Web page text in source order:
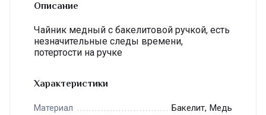
Описание
Чайник медный с бакелитовой ручкой, есть
незначительные следы времени,
потертости на ручке
Характеристики
Материал Бакелит, Медь